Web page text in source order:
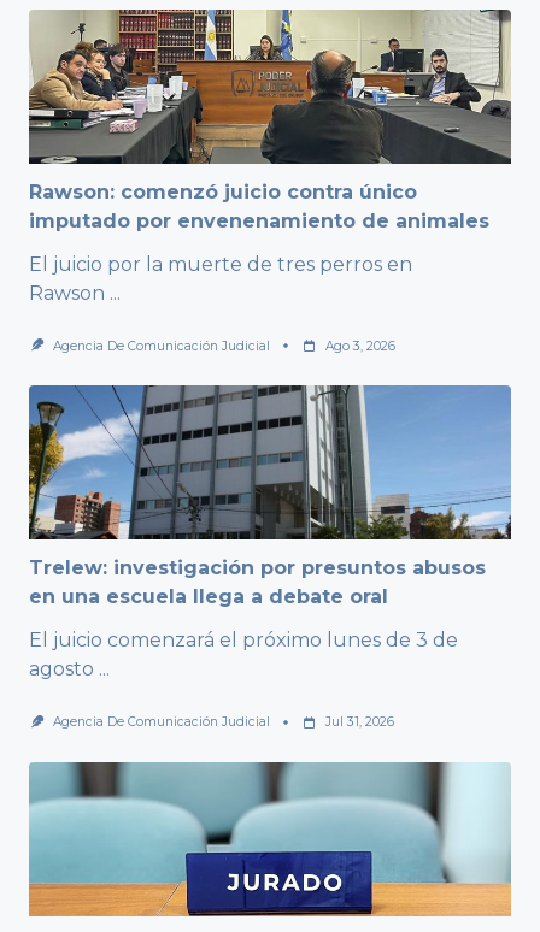
Rawson: comenzó juicio contra único
imputado por envenenamiento de animales
El juicio por la muerte de tres perros en
Rawson ...
Agencia De Comunicación Judicial Ago 3, 2026
Trelew: investigación por presuntos abusos
en una escuela llega a debate oral
El juicio comenzará el próximo lunes de 3 de
agosto ...
Agencia De Comunicación Judicial Jul 31, 2026